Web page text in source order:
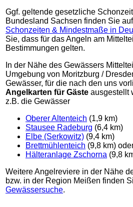
Ggf. geltende gesetzliche
Bundesland Sachsen finden Sie
Schonzeiten & Mindestmaße in
Sie, dass für das Angeln am
Bestimmungen gelten.
In der Nähe des Gewässers
Umgebung von Moritzburg /
Gewässer, für die nach den uns
Angelkarten für Gäste ausgestellt
z.B. die Gewässer
Oberer Altenteich (1,9 km)
Stausee Radeburg (6,4 km)
Elbe (Serkowitz) (9,4 km)
Brettmühlenteich (9,8 km)
Hälteranlage Zschorna (9,8
Weitere Angelreviere in der Nähe
bzw. in der Region Meißen finden
Gewässersuche.